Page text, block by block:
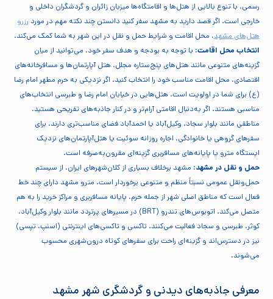
رسمی، با تنوع بالایی از هتل‌ها و اقامتگاه‌ها میزبان زائران و گردشگران داخلی و
خارجی است. اگر قصد دارید به مشهد سفر کنید دانستن چند نکته مهم در مورد رزرو
هتل‌های مشهد، محل اقامت و شرایط حمل و نقل در این شهر به شما کمک می‌کند.
انتخاب محل اقامت: با توجه به بودجه و هدف سفر خود، می‌توانید از میان
گزینه‌های متنوعی مانند هتل‌های پنج‌ستاره مجلل، هتل آپارتمان‌ها و مسافرخانه‌های
اقتصادی، محل اقامت مناسب خود را انتخاب کنید. اگر نزدیکی به حرم مطهر امام رضا
(ع) برای شما در اولویت است، هتل‌هایی در خیابان امام رضا و طبرسی انتخاب‌های
مناسبی هستند. اگر به‌دنبال اقامتی آرام‌تر و در کنار جاذبه‌های تفریحی هستید،
مناطقی مانند بلوار سجاد، وکیل‌آباد یا احمدآباد فضای مناسب‌تری دارند. برای
سفرهای گروهی یا خانوادگی، اجاره روزانه سوئیت یا هتل‌آپارتمان‌های نزدیک
ایستگاه مترو یا پایانه‌های مسافربری گزینه‌ای مقرون‌به‌صرفه است.
حمل و نقل در مشهد: مشهد برخلاف بسیاری از کلان‌شهرهای ایران، از سیستم
حمل‌ونقل عمومی نسبتاً منظم و متنوعی برخوردار است. مترو مشهد دارای چند خط
فعال است که مناطق اصلی شهر از جمله حرم، پایانه مسافربری و مراکز خرید را به هم
متصل می‌کند. اتوبوس‌های تندرو (BRT) در مسیرهای پرتردد مانند بلوار وکیل‌آباد،
کوثر، طبرسی و سجاد فعالیت می‌کنند. تاکسی و تاکسی‌های اینترنتی (اسنپ، تپسی)
نیز در دسترس‌اند و گزینه‌ای راحت برای سفرهای کوتاه درون‌شهری محسوب
می‌شوند.
معرفی جاذبه‌های دیدنی و گردشگری شهر مشهد